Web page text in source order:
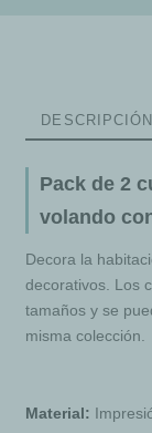
DESCRIPCIÓN
Pack de 2
volando
Decora la
decorativos. Los
tamaños y se
misma colección.
Material: